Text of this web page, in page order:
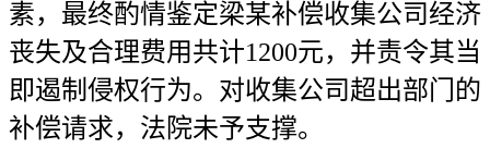
素，最终酌情鉴定梁某补偿收集公司经济
丧失及合理费用共计1200元，并责令其当
即遏制侵权行为。对收集公司超出部门的
补偿请求，法院未予支撑。